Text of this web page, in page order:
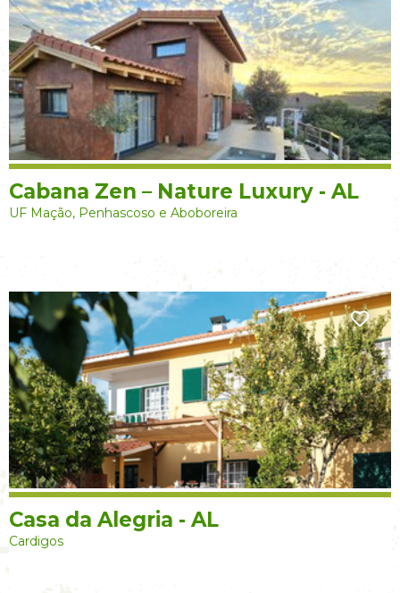
Cabana Zen – Nature Luxury - AL
UF Mação, Penhascoso e Aboboreira
Casa da Alegria - AL
Cardigos